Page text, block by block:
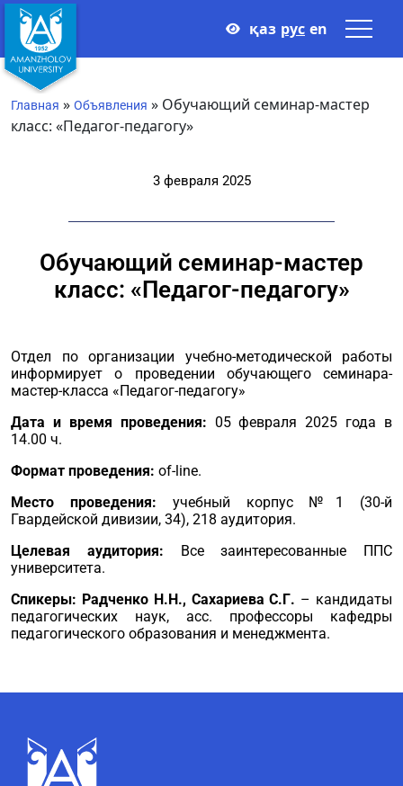
қаз рус en
Главная » Объявления » Обучающий семинар-мастер
класс: «Педагог-педагогу»
3 февраля 2025
Обучающий семинар-мастер
класс: «Педагог-педагогу»
Отдел по организации учебно-методической работы
информирует о проведении обучающего семинара-
мастер-класса «Педагог-педагогу»
Дата и время проведения: 05 февраля 2025 года в
14.00 ч.
Формат проведения: of-line.
Место проведения: учебный корпус №1 (30-й
Гвардейской дивизии, 34), 218 аудитория.
Целевая аудитория: Все заинтересованные ППС
университета.
Спикеры: Радченко Н.Н., Сахариева С.Г. – кандидаты
педагогических наук, асс. профессоры кафедры
педагогического образования и менеджмента.